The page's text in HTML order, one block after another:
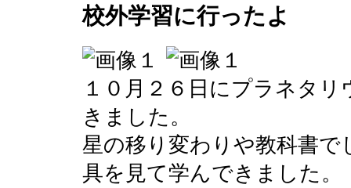
校外学習に行ったよ
１０月２６日にプラネタ
きました。
星の移り変わりや教科書
具を見て学んできました。